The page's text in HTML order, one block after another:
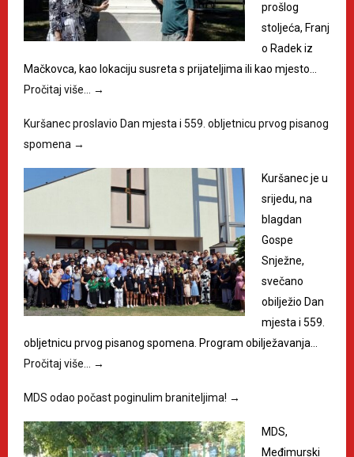
prošlog
stoljeća, Franj
o Radek iz
Mačkovca, kao lokaciju susreta s prijateljima ili kao mjesto…
Pročitaj više…
→
Kuršanec proslavio Dan mjesta i 559. obljetnicu prvog pisanog
spomena →
Kuršanec je u
srijedu, na
blagdan
Gospe
Snježne,
svečano
obilježio Dan
mjesta i 559.
obljetnicu prvog pisanog spomena. Program obilježavanja…
Pročitaj više…
→
MDS odao počast poginulim braniteljima! →
MDS,
Međimurski